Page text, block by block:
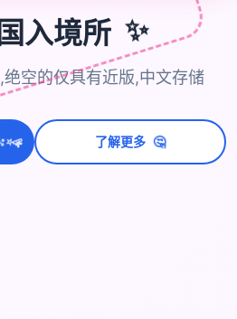
入境所 ✨
空的仅具有近版,中文存储
⭐💫 了解更多 🤔